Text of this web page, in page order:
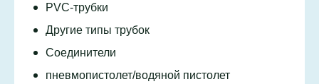
PVC-трубки
Другие типы трубок
Соединители
пневмопистолет/водяной пистолет